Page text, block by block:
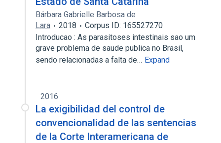
Bárbara Gabrielle Barbosa de
Lara
2018
Corpus ID: 165527270
Introducao : As parasitoses intestinais sao um
grave problema de saude publica no Brasil,
sendo relacionadas a falta de… Expand
2016
La exigibilidad del control de
convencionalidad de las sentencias
de la Corte Interamericana de